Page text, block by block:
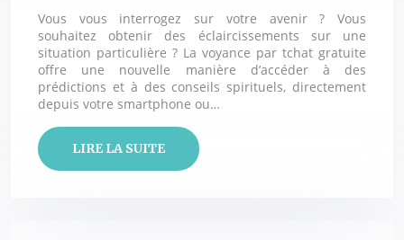
Vous vous interrogez sur votre avenir ? Vous
souhaitez obtenir des éclaircissements sur une
situation particulière ? La voyance par tchat gratuite
offre une nouvelle manière d’accéder à des
prédictions et à des conseils spirituels, directement
depuis votre smartphone ou…
LIRE LA SUITE